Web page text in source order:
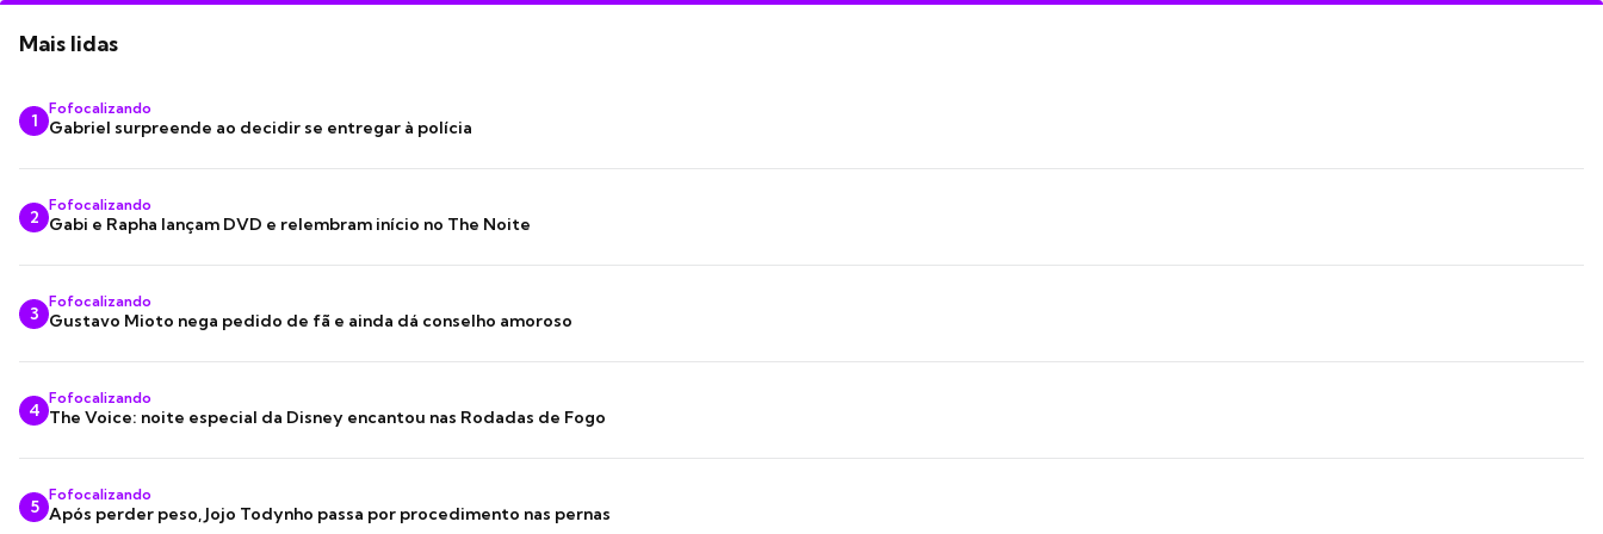
Mais lidas
1
Fofocalizando
Gabriel surpreende ao decidir se entregar à polícia
2
Fofocalizando
Gabi e Rapha lançam DVD e relembram início no The Noite
3
Fofocalizando
Gustavo Mioto nega pedido de fã e ainda dá conselho amoroso
4
Fofocalizando
The Voice: noite especial da Disney encantou nas Rodadas de Fogo
5
Fofocalizando
Após perder peso, Jojo Todynho passa por procedimento nas pernas